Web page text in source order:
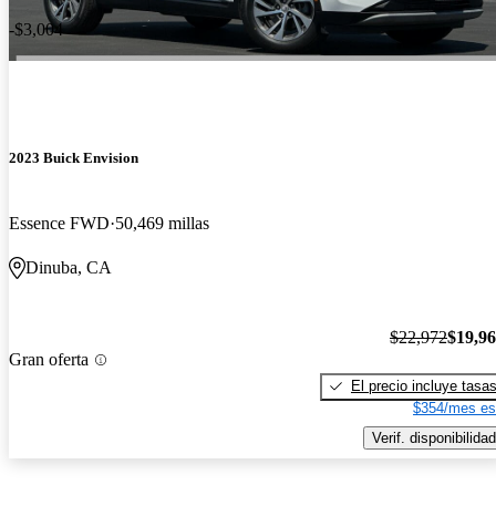
-$3,004
2023 Buick Envision
Essence FWD 50,469 millas
Dinuba, CA
Gran oferta
$22,972
El precio incluye tasas
$354/mes
Verif. disponibilidad